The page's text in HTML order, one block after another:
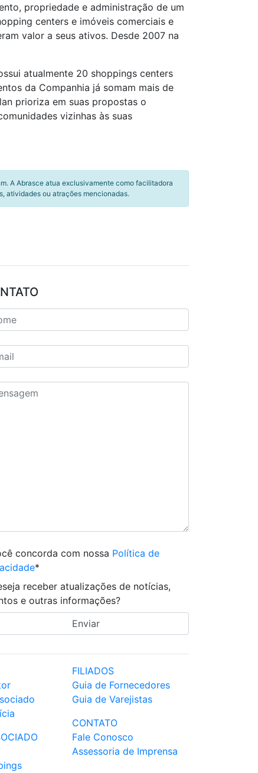
propriedade e administração de um
centers e imóveis comerciais e
valor a seus ativos. Desde 2007 na
atualmente 20 shoppings centers
da Companhia já somam mais de
prioriza em suas propostas o
vizinhas às suas
A Abrasce atua exclusivamente como facilitadora
atividades ou atrações mencionadas.
concorda com nossa Política de
*
receber atualizações de notícias,
e outras informações?
FILIADOS
Guia de Fornecedores
Guia de Varejistas
CONTATO
Fale Conosco
Assessoria de Imprensa